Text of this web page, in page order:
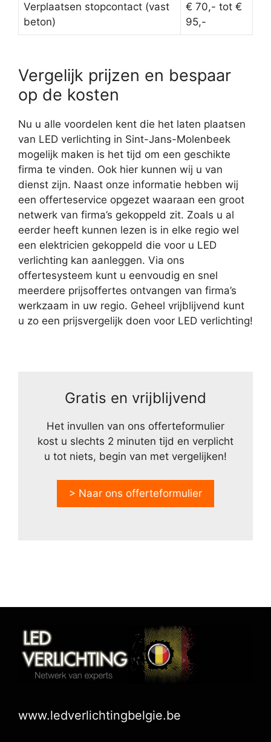
Verplaatsen stopcontact (vast
beton)
€ 70,- tot €
95,-
Vergelijk prijzen en bespaar
op de kosten
Nu u alle voordelen kent die het laten plaatsen
van LED verlichting in Sint-Jans-Molenbeek
mogelijk maken is het tijd om een geschikte
firma te vinden. Ook hier kunnen wij u van
dienst zijn. Naast onze informatie hebben wij
een offerteservice opgezet waaraan een groot
netwerk van firma’s gekoppeld zit. Zoals u al
eerder heeft kunnen lezen is in elke regio wel
een elektricien gekoppeld die voor u LED
verlichting kan aanleggen. Via ons
offertesysteem kunt u eenvoudig en snel
meerdere prijsoffertes ontvangen van firma’s
werkzaam in uw regio. Geheel vrijblijvend kunt
u zo een prijsvergelijk doen voor LED verlichting!
Gratis en vrijblijvend
Het invullen van ons offerteformulier
kost u slechts 2 minuten tijd en verplicht
u tot niets, begin van met vergelijken!
> Naar ons offerteformulier
www.ledverlichtingbelgie.be